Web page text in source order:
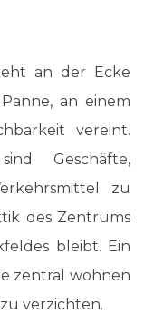
an der Ecke
an einem
vereint.
Geschäfte,
zu
des Zentrums
bleibt. Ein
zentral wohnen
verzichten.